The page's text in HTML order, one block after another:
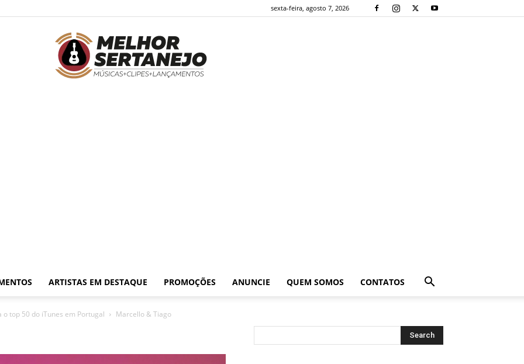
sexta-feira, agosto 7, 2026
ARTISTAS EM DESTAQUE PROMOÇÕES ANUNCIE QUEM SOMOS CONTATOS
o top 50 do iTunes em Portugal Marcello & Tiago